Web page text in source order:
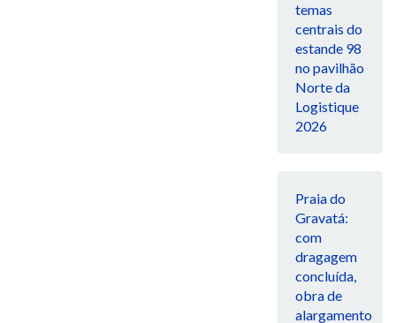
temas
centrais do
estande 98
no pavilhão
Norte da
Logistique
2026
Praia do
Gravatá:
com
dragagem
concluída,
obra de
alargamento